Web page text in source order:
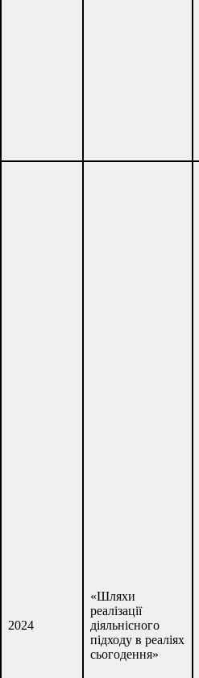
2024
«Шляхи
реалізації
діяльнісного
підходу в реаліях
сьогодення»